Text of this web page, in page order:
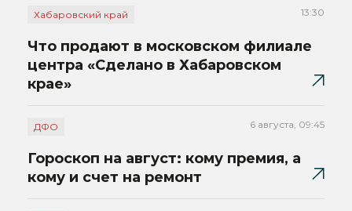
Хабаровский край 13:30
Что продают в московском филиале
центра «Сделано в Хабаровском
крае»
ДФО 6 августа, 09:45
Гороскоп на август: кому премия, а
кому и счет на ремонт